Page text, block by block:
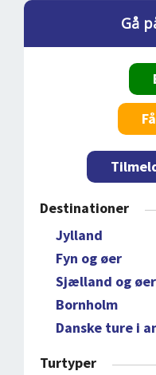
Gå
Destinationer
Jylland
Fyn og øer
Sjælland og øer
Bornholm
Danske ture i
Turtyper